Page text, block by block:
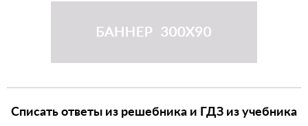
Списать ответы из решебника и ГДЗ из учебника